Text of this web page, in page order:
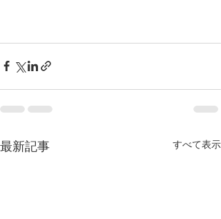
最新記事 すべて表示